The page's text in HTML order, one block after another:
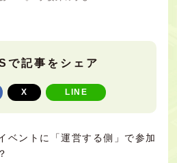
で記事をシェア
X LINE
ベントに「運営する側」で参加